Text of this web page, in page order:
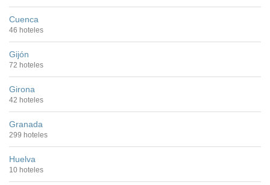
Cuenca
46 hoteles
Gijón
72 hoteles
Girona
42 hoteles
Granada
299 hoteles
Huelva
10 hoteles